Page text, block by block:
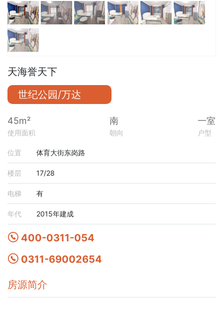
天海誉天下
世纪公园/万达
45m²
使用面积
南
朝向
一室
户型
位置 体育大街东岗路
楼层 17/28
电梯 有
年代 2015年建成
400-0311-054
0311-69002654
房源简介